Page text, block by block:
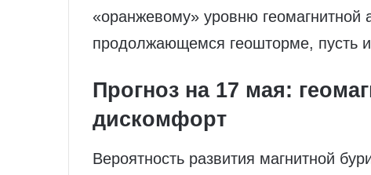
«оранжевому» уровню геомагнитной
продолжающемся геошторме, пусть
Прогноз на 17 мая:
дискомфорт
Вероятность развития магнитной